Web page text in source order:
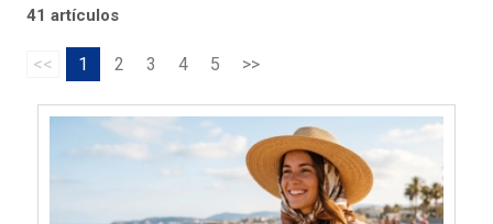
41 artículos
<< 1 2 3 4 5 >>